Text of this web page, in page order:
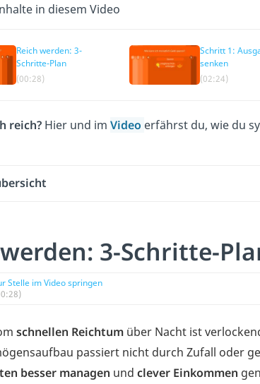
in diesem Video
Reich werden: 3-
Schritte-Plan
(00:28)
Schritt 1:
senken
(02:24)
reich? Hier und im Video erfährst du, wie du
3-Schritte-
Stelle im Video springen
schnellen Reichtum über Nacht ist
passiert nicht durch Zufall oder
besser managen und clever Einkommen